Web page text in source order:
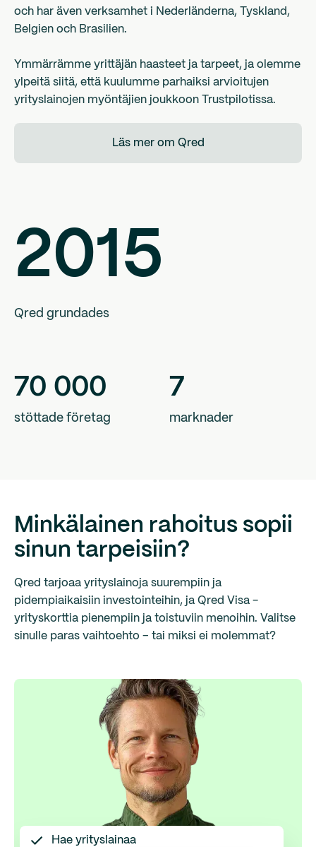
och har även verksamhet i Nederländerna, Tyskland,
Belgien och Brasilien.
Ymmärrämme yrittäjän haasteet ja tarpeet, ja olemme
ylpeitä siitä, että kuulumme parhaiksi arvioitujen
yrityslainojen myöntäjien joukkoon Trustpilotissa.
Läs mer om Qred
2015
Qred grundades
70 000
stöttade företag
7
marknader
Minkälainen rahoitus sopii
sinun tarpeisiin?
Qred tarjoaa yrityslainoja suurempiin ja
pidempiaikaisiin investointeihin, ja Qred Visa -
yrityskorttia pienempiin ja toistuviin menoihin. Valitse
sinulle paras vaihtoehto – tai miksi ei molemmat?
Hae yrityslainaa